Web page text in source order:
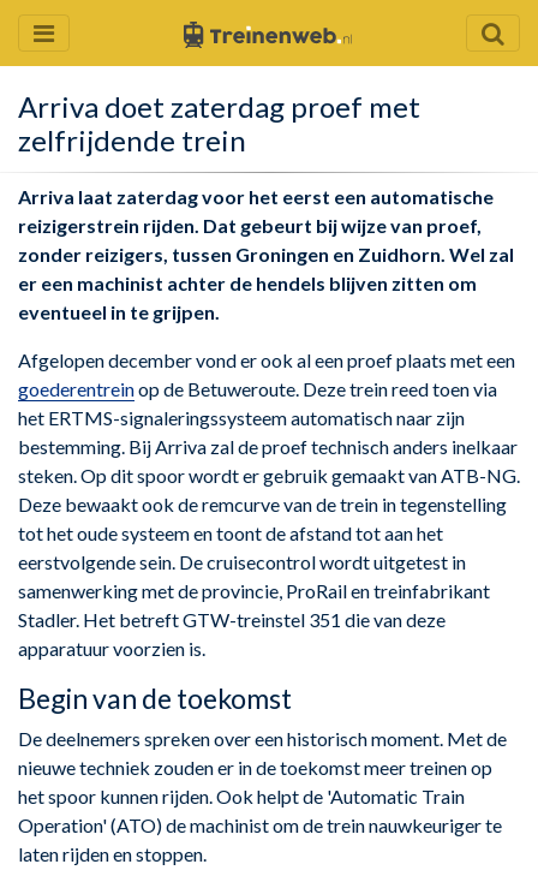
Arriva doet zaterdag proef met
zelfrijdende trein
Arriva laat zaterdag voor het eerst een automatische
reizigerstrein rijden. Dat gebeurt bij wijze van proef,
zonder reizigers, tussen Groningen en Zuidhorn. Wel zal
er een machinist achter de hendels blijven zitten om
eventueel in te grijpen.
Afgelopen december vond er ook al een proef plaats met een
goederentreinop de Betuweroute. Deze trein reed toen via
het ERTMS-signaleringssysteem automatisch naar zijn
bestemming. Bij Arriva zal de proef technisch anders inelkaar
steken. Op dit spoor wordt er gebruik gemaakt van ATB-NG.
Deze bewaakt ook de remcurve van de trein in tegenstelling
tot het oude systeem en toont de afstand tot aan het
eerstvolgende sein. De cruisecontrol wordt uitgetest in
samenwerking met de provincie, ProRail en treinfabrikant
Stadler. Het betreft GTW-treinstel 351 die van deze
apparatuur voorzien is.
Begin van de toekomst
De deelnemers spreken over een historisch moment. Met de
nieuwe techniek zouden er in de toekomst meer treinen op
het spoor kunnen rijden. Ook helpt de 'Automatic Train
Operation' (ATO) de machinist om de trein nauwkeuriger te
laten rijden en stoppen.